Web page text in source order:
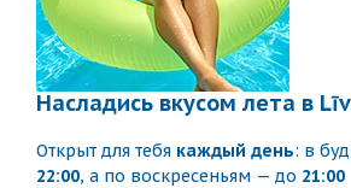
Насладись вкусом лета в
Открыт для тебя каждый день: в
22:00, а по воскресеньям — до 21:00